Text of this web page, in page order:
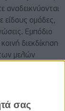
σας
αναδεικνύονται
είδους ομάδες,
Εμπόδιο
διεκδίκηση
μελών
τους απόψεων
συμφέρουσες
αξιοπιστία της